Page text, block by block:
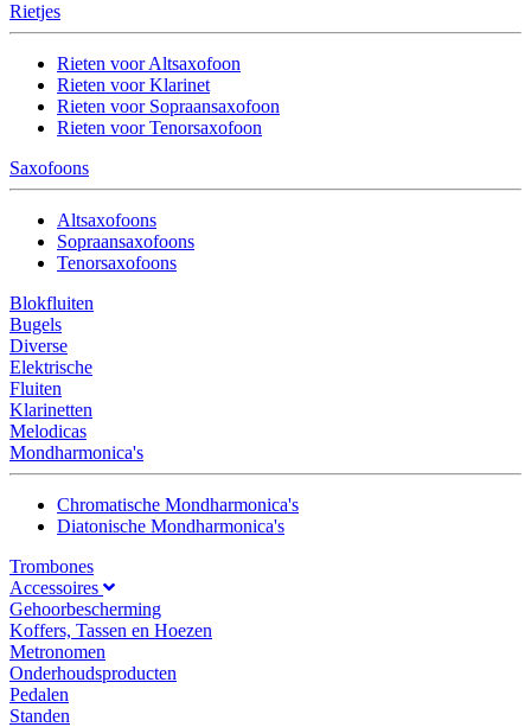
Rietjes
Rieten voor Altsaxofoon
Rieten voor Klarinet
Rieten voor Sopraansaxofoon
Rieten voor Tenorsaxofoon
Saxofoons
Altsaxofoons
Sopraansaxofoons
Tenorsaxofoons
Blokfluiten
Bugels
Diverse
Elektrische
Fluiten
Klarinetten
Melodicas
Mondharmonica's
Chromatische Mondharmonica's
Diatonische Mondharmonica's
Trombones
Accessoires
Gehoorbescherming
Koffers, Tassen en Hoezen
Metronomen
Onderhoudsproducten
Pedalen
Standen